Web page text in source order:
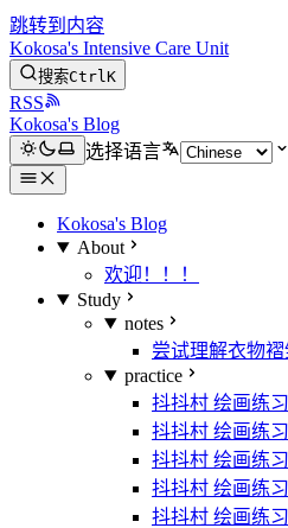
跳转到内容
Kokosa's Intensive Care Unit
搜索CtrlK
RSS
Kokosa's Blog
选择语言
Kokosa's Blog
About
欢迎！！！
Study
notes
尝试理解衣物褶
practice
抖抖村 绘画练
抖抖村 绘画练
抖抖村 绘画练
抖抖村 绘画练
抖抖村 绘画练